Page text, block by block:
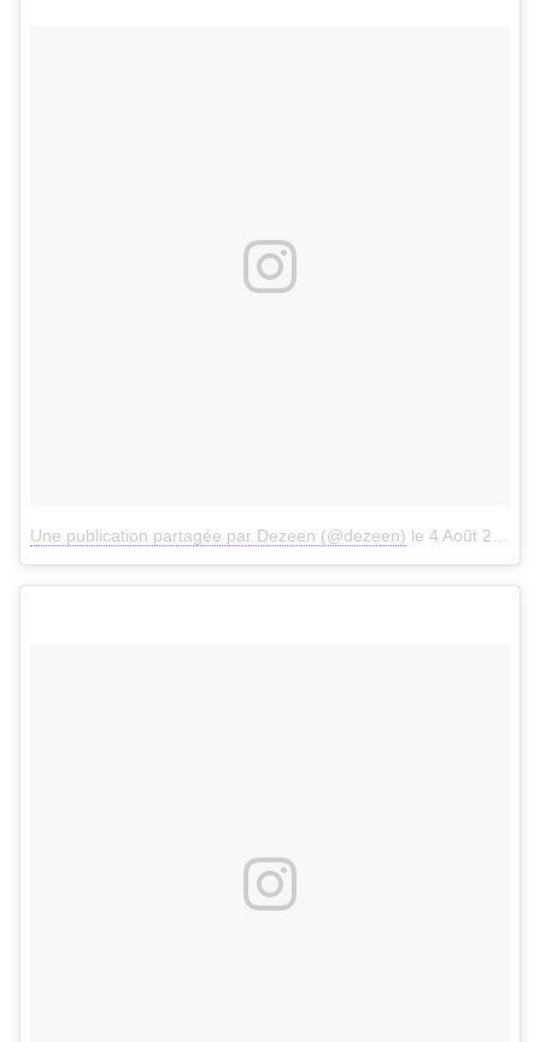
Une publication partagée par Dezeen (@dezeen) le 4 Août 2017 à 6h33 PDT